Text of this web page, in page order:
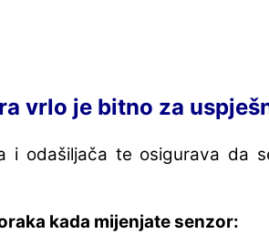
vrlo je bitno za
i odašiljača te osigurava da
kada mijenjate senzor: